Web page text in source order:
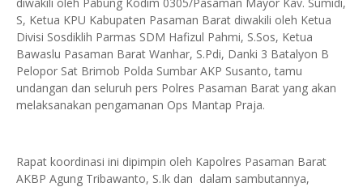
S, Ketua KPU Kabupaten Pasaman Barat diwakili oleh Ketua
Divisi Sosdiklih Parmas SDM Hafizul Pahmi, S.Sos, Ketua
Bawaslu Pasaman Barat Wanhar, S.Pdi, Danki 3 Batalyon B
Pelopor Sat Brimob Polda Sumbar AKP Susanto, tamu
undangan dan seluruh pers Polres Pasaman Barat yang akan
melaksanakan pengamanan Ops Mantap Praja.
Rapat koordinasi ini dipimpin oleh Kapolres Pasaman Barat
AKBP Agung Tribawanto, S.Ik dan dalam sambutannya,